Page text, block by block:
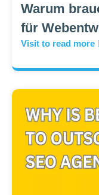
Warum
für
Visit to read more